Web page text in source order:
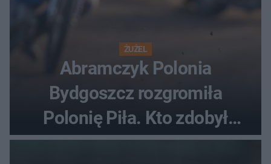
ŻUŻEL
Abramczyk Polonia
Bydgoszcz rozgromiła
Polonię Piła. Kto zdobył
najwięcej punktów?